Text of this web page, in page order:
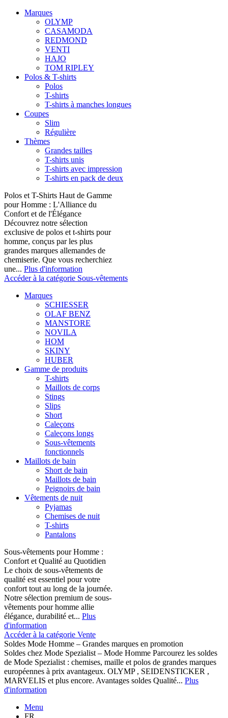
Marques
OLYMP
CASAMODA
REDMOND
VENTI
HAJO
TOM RIPLEY
Polos & T-shirts
Polos
T-shirts
T-shirts à manches longues
Coupes
Slim
Régulière
Thèmes
Grandes tailles
T-shirts unis
T-shirts avec impression
T-shirts en pack de deux
Polos et T-Shirts Haut de Gamme
pour Homme : L'Alliance du
Confort et de l'Élégance
Découvrez notre sélection
exclusive de polos et t-shirts pour
homme, conçus par les plus
grandes marques allemandes de
chemiserie. Que vous recherchiez
une... Plus d'information
Accéder à la catégorie Sous-vêtements
Marques
SCHIESSER
OLAF BENZ
MANSTORE
NOVILA
HOM
SKINY
HUBER
Gamme de produits
T-shirts
Maillots de corps
Stings
Slips
Short
Caleçons
Caleçons longs
Sous-vêtements
fonctionnels
Maillots de bain
Short de bain
Maillots de bain
Peignoirs de bain
Vêtements de nuit
Pyjamas
Chemises de nuit
T-shirts
Pantalons
Sous-vêtements pour Homme :
Confort et Qualité au Quotidien
Le choix de sous-vêtements de
qualité est essentiel pour votre
confort tout au long de la journée.
Notre sélection premium de sous-
vêtements pour homme allie
élégance, durabilité et... Plus
d'information
Accéder à la catégorie Vente
Soldes Mode Homme – Grandes marques en promotion
Soldes chez Mode Spezialist – Mode Homme Parcourez les soldes
de Mode Spezialist : chemises, maille et polos de grandes marques
européennes à prix avantageux. OLYMP , SEIDENSTICKER ,
MARVELIS et plus encore. Avantages soldes Qualité... Plus
d'information
Menu
FR